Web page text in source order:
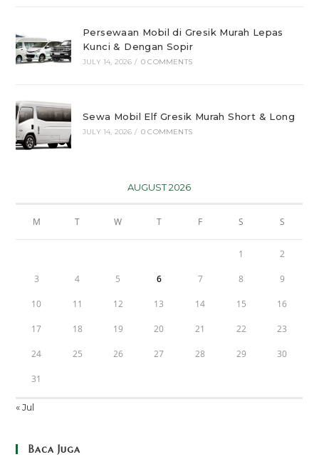
Persewaan Mobil di Gresik Murah Lepas
Kunci & Dengan Sopir
JULY 14, 2026 / 0 COMMENTS
Sewa Mobil Elf Gresik Murah Short & Long
JULY 14, 2026 / 0 COMMENTS
AUGUST 2026
M T W T F S S
1 2
3 4 5 6 7 8 9
10 11 12 13 14 15 16
17 18 19 20 21 22 23
24 25 26 27 28 29 30
31
« Jul
Baca Juga